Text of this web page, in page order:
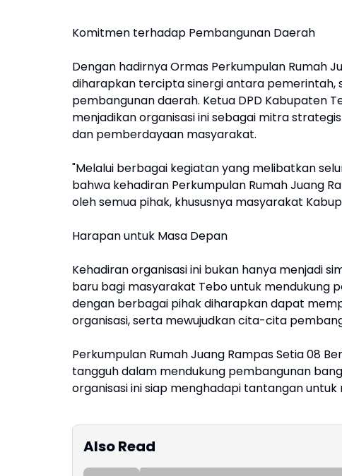
Komitmen terhadap Pembangunan Daerah
Dengan hadirnya Ormas Perkumpulan Rumah
diharapkan tercipta sinergi antara
pembangunan daerah. Ketua DPD Kabupaten
menjadikan organisasi ini sebagai mitra
dan pemberdayaan masyarakat.
"Melalui berbagai kegiatan yang melibatkan
bahwa kehadiran Perkumpulan Rumah Juang
oleh semua pihak, khususnya masyarakat
Harapan untuk Masa Depan
Kehadiran organisasi ini bukan hanya menjadi
baru bagi masyarakat Tebo untuk mendukung
dengan berbagai pihak diharapkan dapat
organisasi, serta mewujudkan cita-cita
Perkumpulan Rumah Juang Rampas Setia 08
tangguh dalam mendukung pembangunan
organisasi ini siap menghadapi tantangan
Also Read